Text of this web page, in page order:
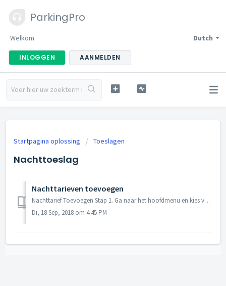
ParkingPro
Dutch
Welkom
INLOGGEN AANMELDEN
Startpagina oplossing Toeslagen
Nachttoeslag
Nachttarieven toevoegen
Nachttarief Toevoegen Stap 1. Ga naar het hoofdmenu en kies voor "Locaties" --> en klik op 1 van uw producten. Stap 2. Klik op de 3 pun...
Di, 18 Sep, 2018 om 4:45 PM